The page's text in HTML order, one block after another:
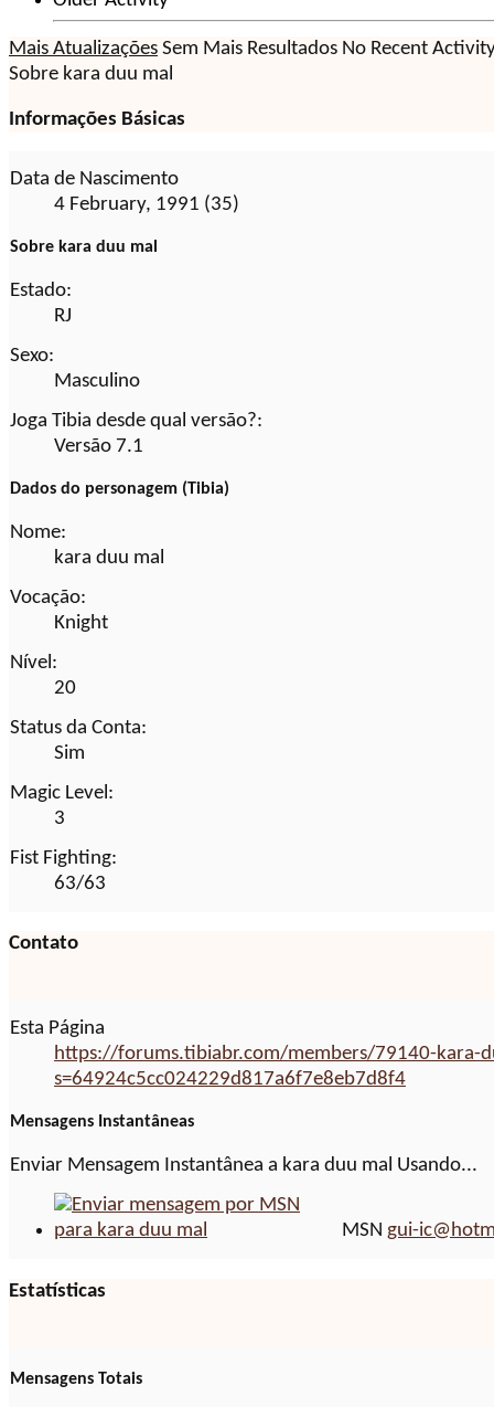
Mais Atualizações Sem Mais Resultados No Recent
Sobre kara duu mal
Informações Básicas
Data de Nascimento
4 February, 1991 (35)
Sobre kara duu mal
Estado:
RJ
Sexo:
Masculino
Joga Tibia desde qual versão?:
Versão 7.1
Dados do personagem (Tibia)
Nome:
kara duu mal
Vocação:
Knight
Nível:
20
Status da Conta:
Sim
Magic Level:
3
Fist Fighting:
63/63
Contato
Esta Página
https://forums.tibiabr.com/members/79140-kara-
s=64924c5cc024229d817a6f7e8eb7d8f4
Mensagens Instantâneas
Enviar Mensagem Instantânea a kara duu mal Usando...
MSN gui-
Estatísticas
Mensagens Totais